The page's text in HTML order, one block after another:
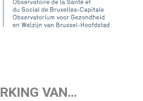
VAN…